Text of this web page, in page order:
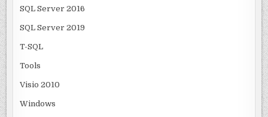
SQL Server 2016
SQL Server 2019
T-SQL
Tools
Visio 2010
Windows